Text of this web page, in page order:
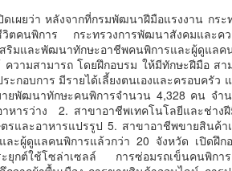
เผยว่า หลังจากที่กรมพัฒนาฝีมือแรงงาน กระ
ตคนพิการ กระทรวงการพัฒนาสังคมและค
ริมและพัฒนาทักษะอาชีพคนพิการและผู้ดูแลค
ามสามารถ โดยฝึกอบรม ให้มีทักษะฝีมือ สา
กอบการ มีรายได้เลี้ยงตนเองและครอบครัว
ยพัฒนาทักษะคนพิการจำนวน 4,328 คน จ
หารว่าง 2. สาขาอาชีพเทคโนโลยีและช่าง
และอาหารแปรรูป 5. สาขาอาชีพขายสินค้
ะผู้ดูแลคนพิการแล้วกว่า 20 จังหวัด เปิดฝึก
ยุกต์ใช้โซล่าเซลล์ การซ่อมรถเข็นคนพิกา
สริมอัตลักษณ์อาหารท้องถิ่นไทยสู่
ท่องเที่ยวเชิงอาหาร อย่างยั่งยืน
อนเข้ากลางกรุง
กลุ่มนักบิน จับไอซ์ล๊อตมหึมากว่า
บสวนนครบาล 1 บช.น.